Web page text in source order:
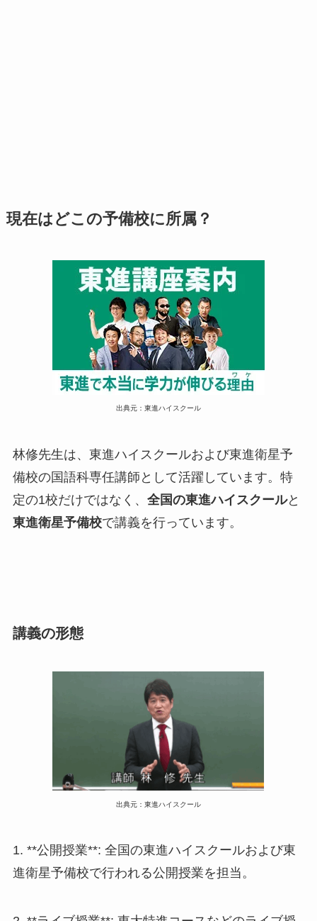
現在はどこの予備校に所属？
出典元：東進ハイスクール
林修先生は、東進ハイスクールおよび東進衛星予
備校の国語科専任講師として活躍しています。特
定の1校だけではなく、 全国の東進ハイスクールと
東進衛星予備校で講義を行っています。
講義の形態
出典元：東進ハイスクール
1. **公開授業**: 全国の東進ハイスクールおよび東
進衛星予備校で行われる公開授業を担当。